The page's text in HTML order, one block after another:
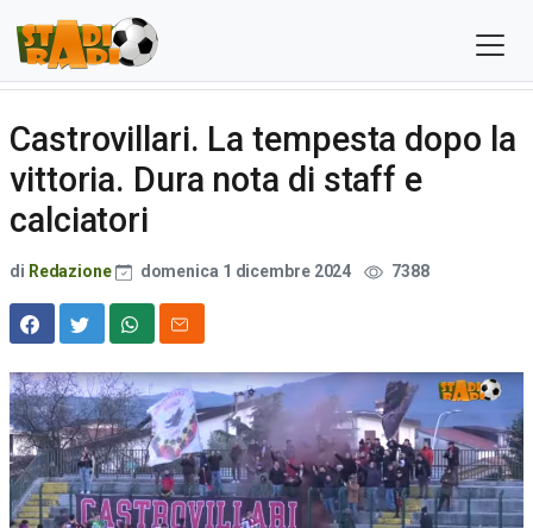
Castrovillari. La tempesta dopo la
vittoria. Dura nota di staff e
calciatori
di Redazione domenica 1 dicembre 2024 7388